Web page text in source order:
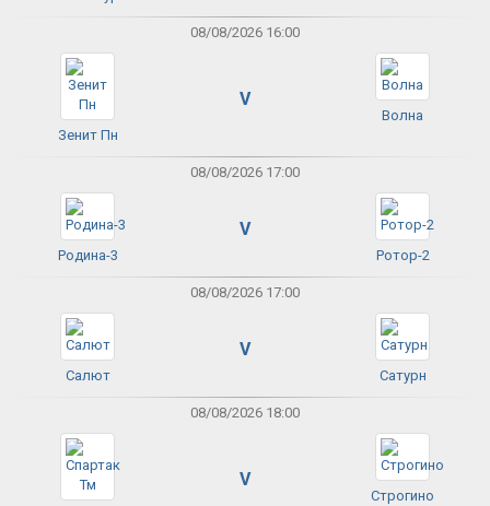
08/08/2026 16:00
Зенит Пн
V
Волна
08/08/2026 17:00
Родина-3
V
Ротор-2
08/08/2026 17:00
Салют
V
Сатурн
08/08/2026 18:00
V
Строгино